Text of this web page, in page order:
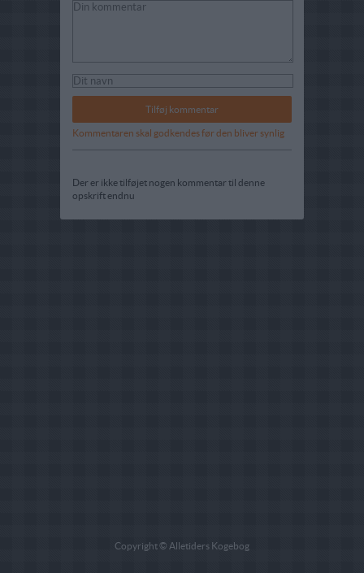
Kommentaren skal godkendes før den bliver synlig
Der er ikke tilføjet nogen kommentar til denne
opskrift endnu
Copyright © Alletiders Kogebog